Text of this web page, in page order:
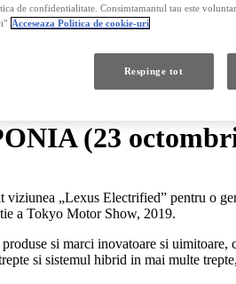
(23
„Lexus Electrified” pentru o
a Tokyo Motor Show, 2019.
si marci inovatoare si
si sistemul hibrid in mai multe
de confidentialitate. Consimtamantul tau este
Acceseaza Politica de cookie-uri
Respinge tot